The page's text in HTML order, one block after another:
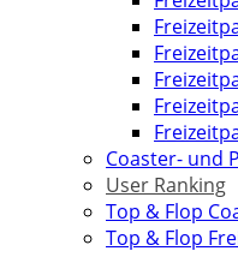
Coaster- und
User Ranking
Top & Flop
Top & Flop